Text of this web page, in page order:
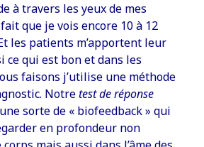
à travers les yeux de mes
que je vois encore 10 à 12
les patients m’apportent leur
ce qui est bon et dans les
faisons j’utilise une méthode
Notretest de réponse
une sorte de « biofeedback » qui
en profondeur non